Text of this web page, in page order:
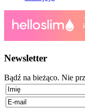
Newsletter
Bądź na bieżąco. Nie